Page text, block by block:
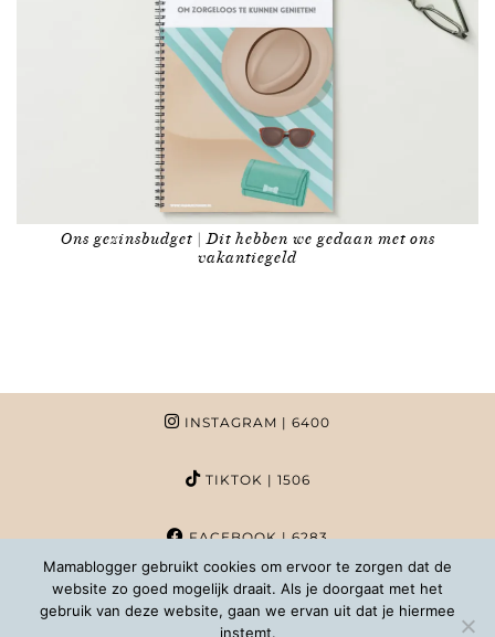
Ons gezinsbudget | Dit hebben we gedaan met ons
vakantiegeld
INSTAGRAM | 6400
TIKTOK | 1506
FACEBOOK| 6283
PINTEREST | 1020
Mamablogger gebruikt cookies om ervoor te zorgen dat de
website zo goed mogelijk draait. Als je doorgaat met het
gebruik van deze website, gaan we ervan uit dat je hiermee
instemt.